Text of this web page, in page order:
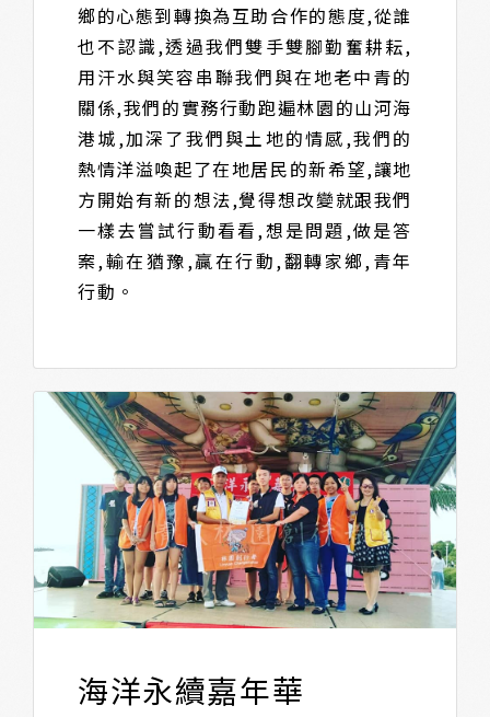
鄉的心態到轉換為互助合作的態度,從誰
也不認識,透過我們雙手雙腳勤奮耕耘,
用汗水與笑容串聯我們與在地老中青的
關係,我們的實務行動跑遍林園的山河海
港城,加深了我們與土地的情感,我們的
熱情洋溢喚起了在地居民的新希望,讓地
方開始有新的想法,覺得想改變就跟我們
一樣去嘗試行動看看,想是問題,做是答
案,輸在猶豫,贏在行動,翻轉家鄉,青年
行動。
海洋永續嘉年華